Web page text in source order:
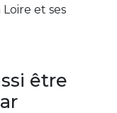
et ses
être